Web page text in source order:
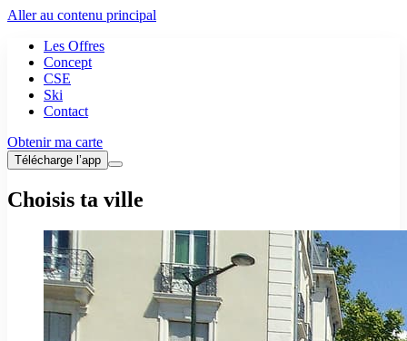
Aller au contenu principal
Les Offres
Concept
CSE
Ski
Contact
Obtenir ma carte
Télécharge l’app
Choisis ta ville